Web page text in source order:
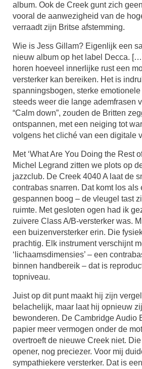
album. Ook de Creek gunt zich
vooral de aanwezigheid van de
verraadt zijn Britse afstemming.
Wie is Jess Gillam? Eigenlijk een
nieuw album op het label Decca.
horen hoeveel innerlijke rust een
versterker kan bereiken. Het is
spanningsbogen, sterke
steeds weer die lange ademfrasen
“Calm down”, zouden de Britten
ontspannen, met een neiging tot
volgens het cliché van een digitale
Met ‘What Are You Doing the Rest
Michel Legrand zitten we plots op
jazzclub. De Creek 4040 A laat de
contrabas snarren. Dat komt los als
gespannen boog – de vleugel tast
ruimte. Met gesloten ogen had ik
zuivere Class A/B-versterker was.
een buizenversterker erin. Die
prachtig. Elk instrument verschijnt
‘lichaamsdimensies’ – een
binnen handbereik – dat is
topniveau.
Juist op dit punt maakt hij zijn
belachelijk, maar laat hij opnieuw
bewonderen. De Cambridge Audio
papier meer vermogen onder de
overtroeft de nieuwe Creek niet.
opener, nog preciezer. Voor mij
sympathiekere versterker. Dat is